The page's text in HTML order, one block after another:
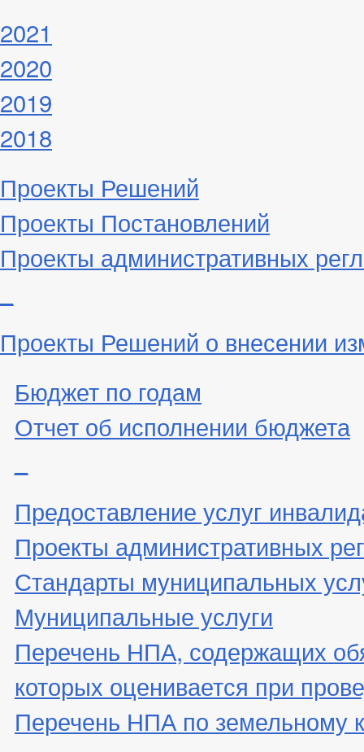
2021
2020
2019
2018
Проекты Решений
Проекты Постановлений
Проекты административных
Проекты Решений о внесении
Бюджет по годам
Отчет об исполнении бюджета
Предоставление услуг
Проекты административных
Стандарты муниципальных
Муниципальные услуги
Перечень НПА, содержащих
которых оценивается при
Перечень НПА по земельному